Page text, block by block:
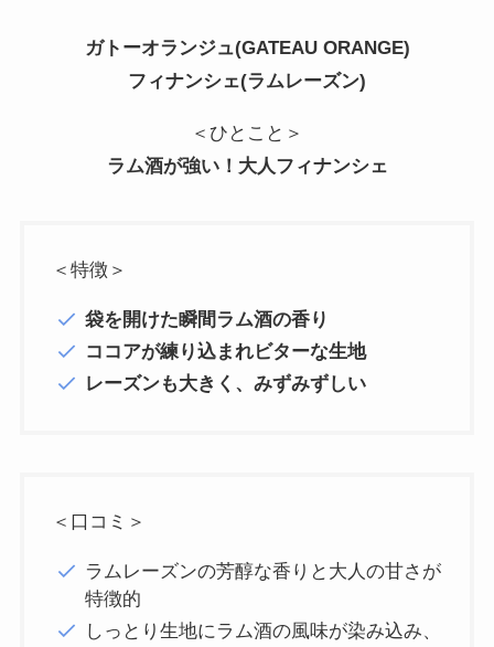
ガトーオランジュ(GATEAU ORANGE)
フィナンシェ(ラムレーズン)
＜ひとこと＞
ラム酒が強い！大人フィナンシェ
＜特徴＞
袋を開けた瞬間ラム酒の香り
ココアが練り込まれビターな生地
レーズンも大きく、みずみずしい
＜口コミ＞
ラムレーズンの芳醇な香りと大人の甘さが
特徴的
しっとり生地にラム酒の風味が染み込み、